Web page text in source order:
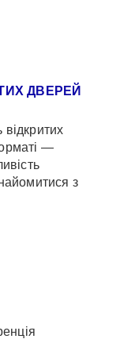
ДВЕРЕЙ
—
з